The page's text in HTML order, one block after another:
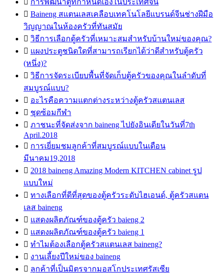
 การพัฒนาตู้ที่กำหนดเองในประเทศจีน
 Baineng สแตนเลสเคลือบเทคโนโลยีแบรนด์จีนช่างฝีมือ
วิญญาณในห้องครัวที่ทันสมัย
 วิธีการเลือกตู้ครัวที่เหมาะสมสำหรับบ้านใหม่ของคุณ?
 แผงประตูชนิดใดที่สามารถเรียกได้ว่าดีสำหรับตู้ครัว
(หนึ่ง)?
 วิธีการจัดระเบียบพื้นที่จัดเก็บตู้ครัวของคุณในลำดับที่
สมบูรณ์แบบ?
 อะไรคือความแตกต่างระหว่างตู้ครัวสแตนเลส
 ชุดซ้อมกีฬา
 ภาชนะที่จัดส่งจาก baineng ไปยังอินเดียในวันที่7th
April.2018
 การเยี่ยมชมลูกค้าที่สมบูรณ์แบบในเดือน
มีนาคม19,2018
 2018 baineng Amazing Modern KITCHEN cabinet รูป
แบบใหม่
 ทางเลือกที่ดีที่สุดของตู้ครัวระดับไฮเอนด์, ตู้ครัวสแตน
เลส baineng
 แสดงผลิตภัณฑ์ของตู้ครัว baieng 2
 แสดงผลิตภัณฑ์ของตู้ครัว baieng 1
 ทำไมต้องเลือกตู้ครัวสแตนเลส baineng?
 งานเลี้ยงปีใหม่ของ baineng
 ลูกค้าที่เป็นมิตรจากมอสโกประเทศรัสเซีย